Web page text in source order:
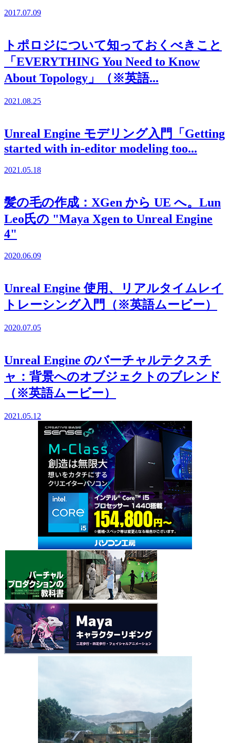
2017.07.09
トポロジについて知っておくべきこと
「EVERYTHING You Need to Know
About Topology」（※英語...
2021.08.25
Unreal Engine モデリング入門「Getting
started with in-editor modeling too...
2021.05.18
髪の毛の作成：XGen から UE へ。Lun
Leo氏の "Maya Xgen to Unreal Engine
4"
2020.06.09
Unreal Engine 使用、リアルタイムレイ
トレーシング入門（※英語ムービー）
2020.07.05
Unreal Engine のバーチャルテクスチ
ャ：背景へのオブジェクトのブレンド
（※英語ムービー）
2021.05.12